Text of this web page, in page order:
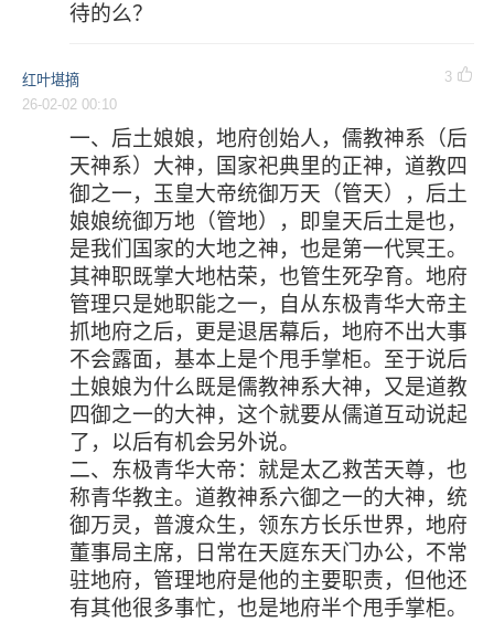
待的么？
红叶堪摘
26-02-02 00:10
3
一、后土娘娘，地府创始人，儒教神系（后
天神系）大神，国家祀典里的正神，道教四
御之一，玉皇大帝统御万天（管天），后土
娘娘统御万地（管地），即皇天后土是也，
是我们国家的大地之神，也是第一代冥王。
其神职既掌大地枯荣，也管生死孕育。地府
管理只是她职能之一，自从东极青华大帝主
抓地府之后，更是退居幕后，地府不出大事
不会露面，基本上是个甩手掌柜。至于说后
土娘娘为什么既是儒教神系大神，又是道教
四御之一的大神，这个就要从儒道互动说起
了，以后有机会另外说。
二、东极青华大帝：就是太乙救苦天尊，也
称青华教主。道教神系六御之一的大神，统
御万灵，普渡众生，领东方长乐世界，地府
董事局主席，日常在天庭东天门办公，不常
驻地府，管理地府是他的主要职责，但他还
有其他很多事忙，也是地府半个甩手掌柜。